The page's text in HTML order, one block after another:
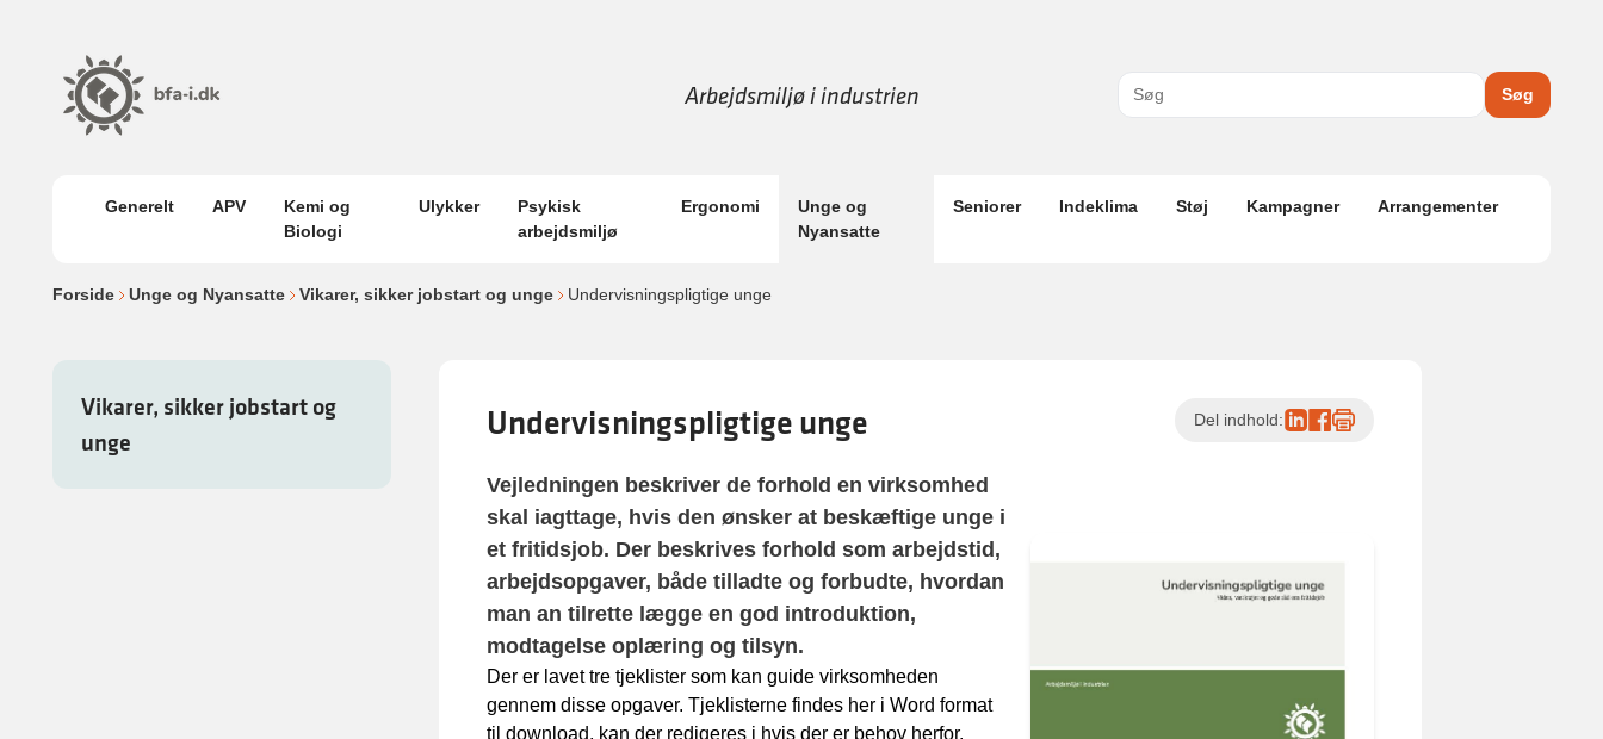
Arbejdsmiljø i industrien Søg
Generelt APV
Kemi og
Biologi
Ulykker
Psykisk
arbejdsmiljø
Ergonomi
Unge og
Nyansatte
Seniorer Indeklima Støj Kampagner Arrangementer
Forside Unge og Nyansatte Vikarer, sikker jobstart og unge Undervisningspligtige unge
Vikarer, sikker jobstart og
unge
Undervisningspligtige unge Del indhold:
Vejledningen beskriver de forhold en virksomhed
skal iagttage, hvis den ønsker at beskæftige unge i
et fritidsjob. Der beskrives forhold som arbejdstid,
arbejdsopgaver, både tilladte og forbudte, hvordan
man an tilrette lægge en god introduktion,
modtagelse oplæring og tilsyn.
Der er lavet tre tjeklister som kan guide virksomheden
gennem disse opgaver. Tjeklisterne findes her i Word format
til download, kan der redigeres i hvis der er behov herfor.